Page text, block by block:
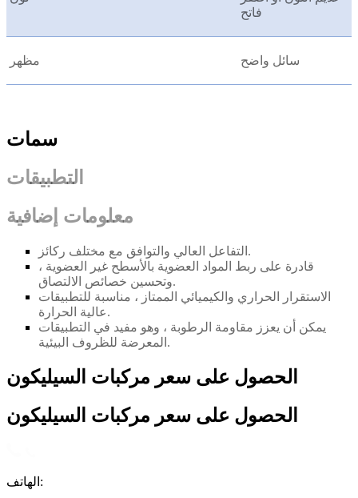
فاتح
مظهر سائل واضح
سمات
التطبيقات
معلومات إضافية
التفاعل العالي والتوافق مع مختلف ركائز.
قادرة على ربط المواد العضوية بالأسطح غير العضوية ،
وتحسين خصائص الالتصاق.
الاستقرار الحراري والكيميائي الممتاز ، مناسبة للتطبيقات
عالية الحرارة.
يمكن أن يعزز مقاومة الرطوبة ، وهو مفيد في التطبيقات
المعرضة للظروف البيئية.
الحصول على سعر مركبات السيليكون
الحصول على سعر مركبات السيليكون
الهاتف: